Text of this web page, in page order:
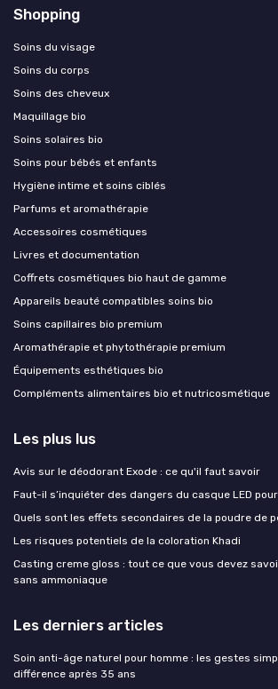
Shopping
Soins du visage
Soins du corps
Soins des cheveux
Maquillage bio
Soins solaires bio
Soins pour bébés et enfants
Hygiène intime et soins ciblés
Parfums et aromathérapie
Accessoires cosmétiques
Livres et documentation
Coffrets cosmétiques bio haut de gamme
Appareils beauté compatibles soins bio
Soins capillaires bio premium
Aromathérapie et phytothérapie premium
Équipements esthétiques bio
Compléments alimentaires bio et nutricosmétique
Les plus lus
Avis sur le déodorant Exode : ce qu'il faut savoir
Faut-il s’inquiéter des dangers du casque LED
Quels sont les effets secondaires de la poudre de
Les risques potentiels de la coloration Khadi
Casting creme gloss : tout ce que vous devez
sans ammoniaque
Les derniers articles
Soin anti-âge naturel pour homme : les gestes
différence après 35 ans